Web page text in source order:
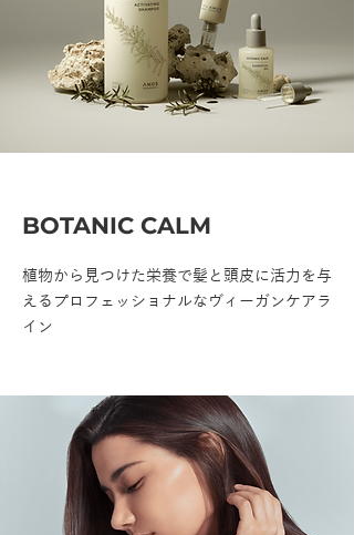
BOTANIC CALM
植物から見つけた栄養で髪と頭皮に活力を与
えるプロフェッショナルなヴィーガンケアラ
イン